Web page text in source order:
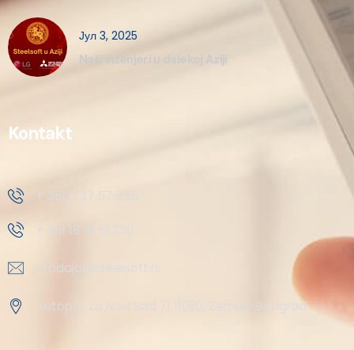
Јул 3, 2025
Naši inženjeri u dalekoj Aziji
Kontakt
+ 381 11 37 57 555
+ 381 18 41 51 230
prodaja@steelsoft.rs
Autoput za Novi Sad 71 11080, Zemun-Beograd